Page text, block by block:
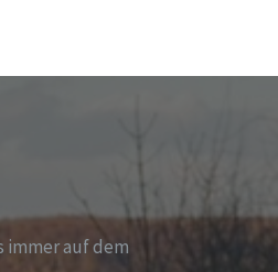
immer auf dem